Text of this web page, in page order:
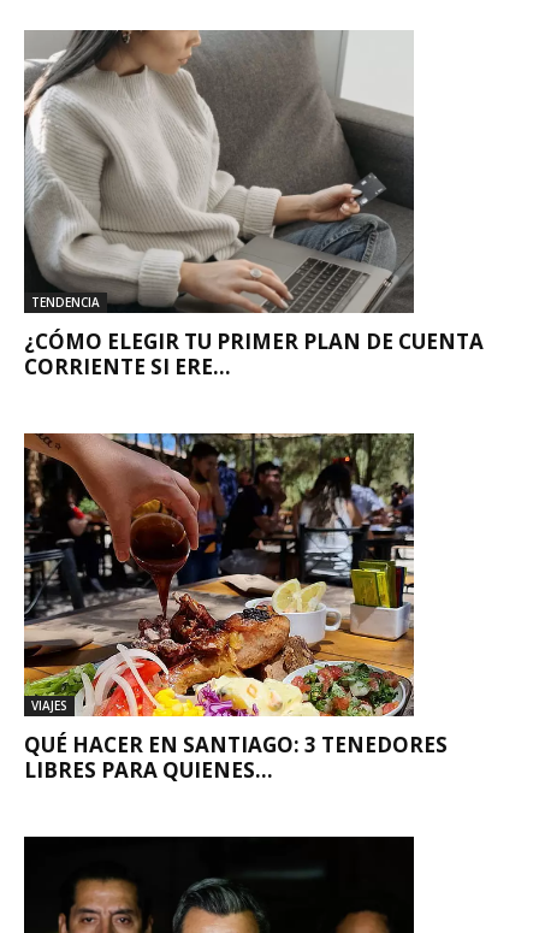
TENDENCIA
¿CÓMO ELEGIR TU PRIMER PLAN DE CUENTA
CORRIENTE SI ERE...
VIAJES
QUÉ HACER EN SANTIAGO: 3 TENEDORES
LIBRES PARA QUIENES...